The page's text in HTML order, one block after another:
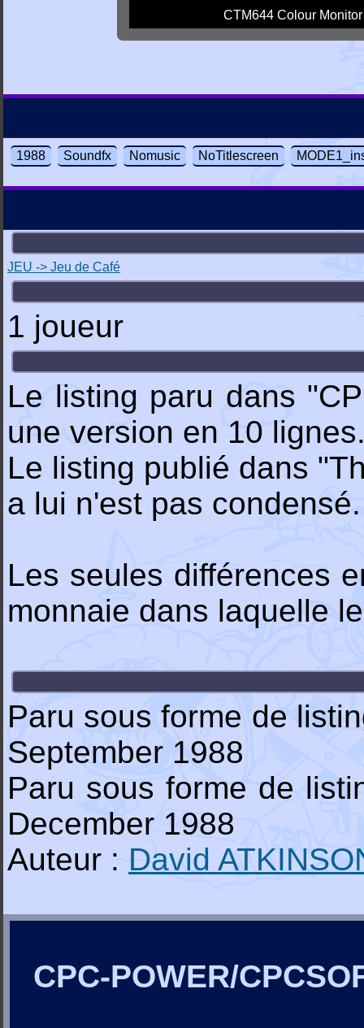
CTM644 Colour Monitor
1988 Soundfx Nomusic NoTitlescreen
JEU -> Jeu de Café
1 joueur
Le listing paru dans
une version en 10
Le listing publié dans
a lui n'est pas condensé.
Les seules différences
monnaie dans laquelle
Paru sous forme de
September 1988
Paru sous forme de
December 1988
Auteur : David
CPC-POWER/